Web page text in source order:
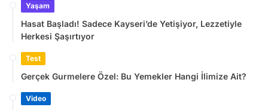
Yaşam
Hasat Başladı! Sadece Kayseri’de Yetişiyor, Lezzetiyle
Herkesi Şaşırtıyor
Test
Gerçek Gurmelere Özel: Bu Yemekler Hangi İlimize Ait?
Video